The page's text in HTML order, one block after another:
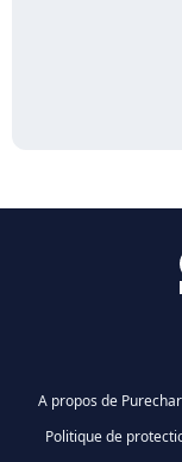
A propos de
Politique de